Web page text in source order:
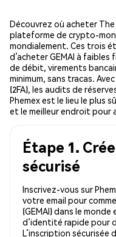
Découvrez où acheter The
plateforme de crypto-
mondialement. Ces trois
d’acheter GEMAI à
de débit, virements
minimum, sans tracas.
(2FA), les audits de
Phemex est le lieu le plus
et le meilleur endroit pour
Étape 1.
sécurisé
Inscrivez-vous sur
votre email pour
(GEMAI) dans le
d’identité rapide pour
L’inscription sécurisée